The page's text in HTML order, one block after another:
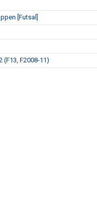
[Futsal]
(F13, F2008-11)